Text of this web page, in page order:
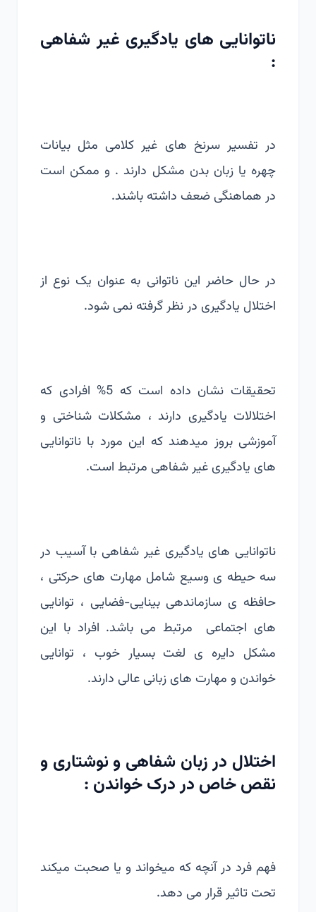
ناتوانایی های یادگیری غیر شفاهی
:
در تفسیر سرنخ های غیر کلامی مثل بیانات
چهره یا زبان بدن مشکل دارند . و ممکن است
در هماهنگی ضعف داشته باشند.
در حال حاضر این ناتوانی به عنوان یک نوع از
اختلال یادگیری در نظر گرفته نمی شود.
تحقیقات نشان داده است که 5% افرادی که
اختلالات یادگیری دارند ، مشکلات شناختی و
آموزشی بروز میدهند که این مورد با ناتوانایی
های یادگیری غیر شفاهی مرتبط است.
ناتوانایی های یادگیری غیر شفاهی با آسیب در
سه حیطه ی وسیع شامل مهارت های حرکتی ،
حافظه ی سازماندهی بینایی-فضایی ، توانایی
های اجتماعی مرتبط می باشد. افراد با این
مشکل دایره ی لغت بسیار خوب ، توانایی
خواندن و مهارت های زبانی عالی دارند.
اختلال در زبان شفاهی و نوشتاری و
نقص خاص در درک خواندن :
فهم فرد در آنچه که میخواند و یا صحبت میکند
تحت تاثیر قرار می دهد.